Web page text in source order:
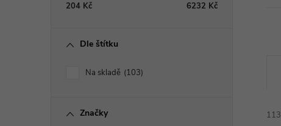
204 Kč 6232 Kč
Dle štítku
Na skladě 103
Značky 113